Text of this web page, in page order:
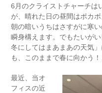
6月のクライストチャーチは
が、晴れた日の昼間はポカ
朝の暗いうちはさすがに寒
瞬身構えます。でもたいが
冬にしてはまあまあの天気
も、このままで春に向かう
最近、当オ
フィスの近